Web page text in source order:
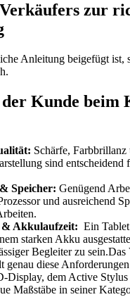
zur
Anleitung beigefügt ist,
der Kunde beim
Schärfe, Farbbrillanz
sind
Speicher: Genügend
und ausreichend
Akkulaufzeit: Ein
starken Akku
Begleiter zu
genau diese
dem Active Stylus
Maßstäbe in seiner